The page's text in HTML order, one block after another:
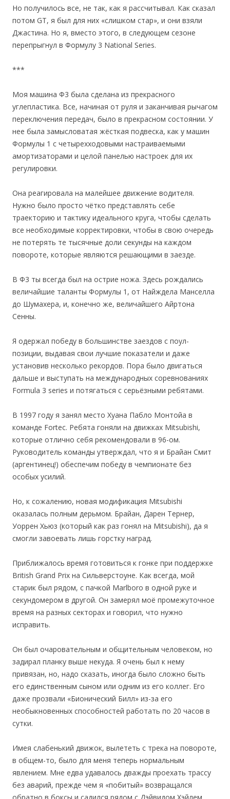
Но получилось все, не так, как я рассчитывал. Как сказал
потом GT, я был для них «слишком стар», и они взяли
Джастина. Но я, вместо этого, в следующем сезоне
перепрыгнул в Формулу 3 National Series.
***
Моя машина Ф3 была сделана из прекрасного
углепластика. Все, начиная от руля и заканчивая рычагом
переключения передач, было в прекрасном состоянии. У
нее была замысловатая жёсткая подвеска, как у машин
Формулы 1 с четырехходовыми настраиваемыми
амортизаторами и целой панелью настроек для их
регулировки.
Она реагировала на малейшее движение водителя.
Нужно было просто чётко представлять себе
траекторию и тактику идеального круга, чтобы сделать
все необходимые корректировки, чтобы в свою очередь
не потерять те тысячные доли секунды на каждом
повороте, которые являются решающими в заезде.
В Ф3 ты всегда был на острие ножа. Здесь рождались
величайшие таланты Формулы 1, от Найждела Манселла
до Шумахера, и, конечно же, величайшего Айртона
Сенны.
Я одержал победу в большинстве заездов с поул-
позиции, выдавая свои лучшие показатели и даже
установив несколько рекордов. Пора было двигаться
дальше и выступать на международных соревнованиях
Formula 3 series и потягаться с серьёзными ребятами.
В 1997 году я занял место Хуана Пабло Монтойа в
команде Fortec. Ребята гоняли на движках Mitsubishi,
которые отлично себя рекомендовали в 96-ом.
Руководитель команды утверждал, что я и Брайан Смит
(аргентинец!) обеспечим победу в чемпионате без
особых усилий.
Но, к сожалению, новая модификация Mitsubishi
оказалась полным дерьмом. Брайан, Дарен Тернер,
Уоррен Хьюз (который как раз гонял на Mitsubishi), да я
смогли завоевать лишь горстку наград.
Приближалось время готовиться к гонке при поддержке
British Grand Prix на Сильверстоуне. Как всегда, мой
старик был рядом, с пачкой Marlboro в одной руке и
секундомером в другой. Он замерял моё промежуточное
время на разных секторах и говорил, что нужно
исправить.
Он был очаровательным и общительным человеком, но
задирал планку выше некуда. Я очень был к нему
привязан, но, надо сказать, иногда было сложно быть
его единственным сыном или одним из его коллег. Его
даже прозвали «Бионический Билл» из-за его
необыкновенных способностей работать по 20 часов в
сутки.
Имея слабенький движок, вылететь с трека на повороте,
в общем-то, было для меня теперь нормальным
явлением. Мне едва удавалось дважды проехать трассу
без аварий, прежде чем я «побитый» возвращался